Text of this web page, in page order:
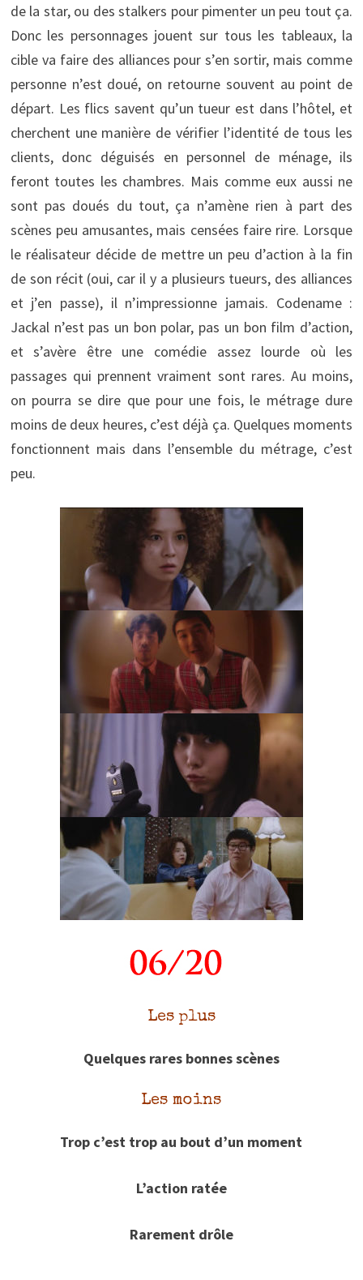
de la star, ou des stalkers pour pimenter un peu tout ça.
Donc les personnages jouent sur tous les tableaux, la
cible va faire des alliances pour s’en sortir, mais comme
personne n’est doué, on retourne souvent au point de
départ. Les flics savent qu’un tueur est dans l’hôtel, et
cherchent une manière de vérifier l’identité de tous les
clients, donc déguisés en personnel de ménage, ils
feront toutes les chambres. Mais comme eux aussi ne
sont pas doués du tout, ça n’amène rien à part des
scènes peu amusantes, mais censées faire rire. Lorsque
le réalisateur décide de mettre un peu d’action à la fin
de son récit (oui, car il y a plusieurs tueurs, des alliances
et j’en passe), il n’impressionne jamais. Codename :
Jackal n’est pas un bon polar, pas un bon film d’action,
et s’avère être une comédie assez lourde où les
passages qui prennent vraiment sont rares. Au moins,
on pourra se dire que pour une fois, le métrage dure
moins de deux heures, c’est déjà ça. Quelques moments
fonctionnent mais dans l’ensemble du métrage, c’est
peu.
Les plus
Quelques rares bonnes scènes
Les moins
Trop c’est trop au bout d’un moment
L’action ratée
Rarement drôle